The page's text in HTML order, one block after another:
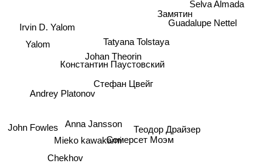
Tatyana Tolstaya
Стефан Цвейг
Константин Паустовский
Johan Theorin
Сомерсет Моэм
Anna Jansson Теодор Драйзер
Замятин
Andrey Platonov
Chekhov
Guadalupe Nettel
Irvin D. Yalom
Mieko kawakami
Yalom
Selva Almada
John Fowles